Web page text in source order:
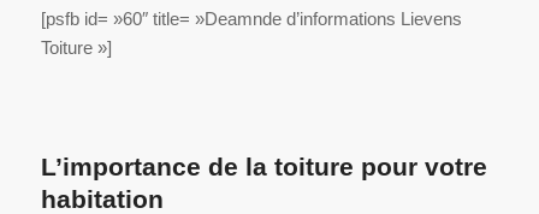
[psfb id= »60″ title= »Deamnde d’informations Lievens
Toiture »]
L’importance de la toiture pour votre
habitation